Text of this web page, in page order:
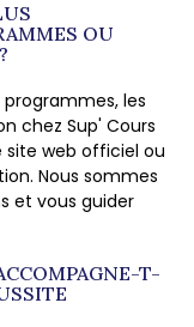
OU
les
chez Sup' Cours
site web officiel ou
Nous sommes
et vous guider
T-